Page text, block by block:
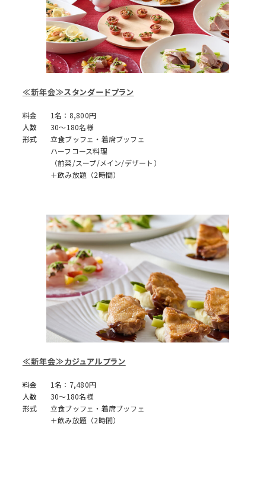
≪新年会≫スタンダードプラン
料金
1名：8,800円
人数
30～180名様
形式
立食ブッフェ・着席ブッフェ
ハーフコース料理
（前菜/スープ/メイン/デザート）
＋飲み放題（2時間）
≪新年会≫カジュアルプラン
料金
1名：7,480円
人数
30～180名様
形式
立食ブッフェ・着席ブッフェ
＋飲み放題（2時間）